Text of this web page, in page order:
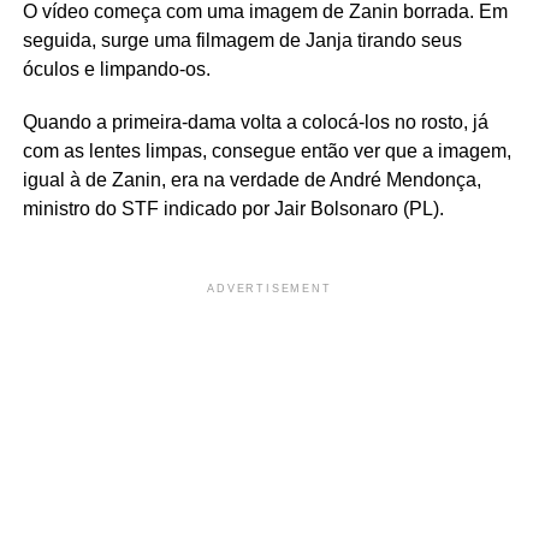
O vídeo começa com uma imagem de Zanin borrada. Em
seguida, surge uma filmagem de Janja tirando seus
óculos e limpando-os.
Quando a primeira-dama volta a colocá-los no rosto, já
com as lentes limpas, consegue então ver que a imagem,
igual à de Zanin, era na verdade de André Mendonça,
ministro do STF indicado por Jair Bolsonaro (PL).
ADVERTISEMENT